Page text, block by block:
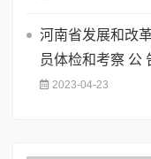
河南省发展和改
员体检和考察 公
2023-04-23